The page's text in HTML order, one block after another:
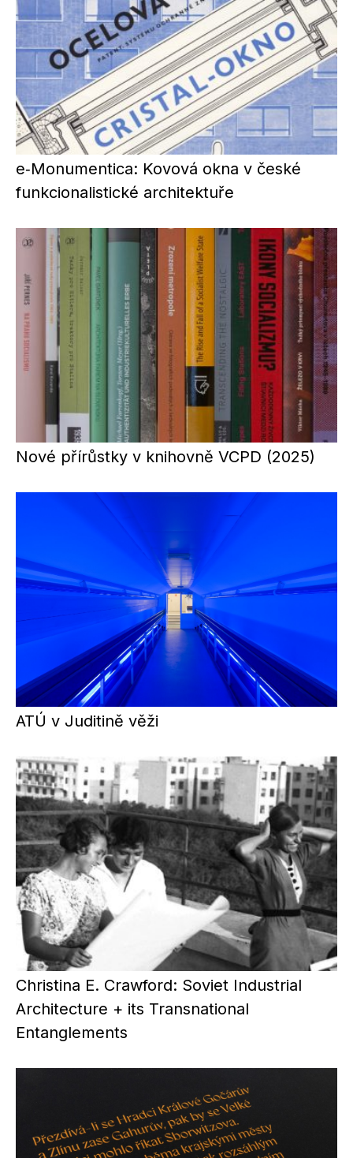
e‑Monumentica: Kovová okna v české
funkcionalistické architektuře
Nové přírůstky v knihovně VCPD (2025)
ATÚ v Juditině věži
Christina E. Crawford: Soviet Industrial
Architecture + its Transnational
Entanglements